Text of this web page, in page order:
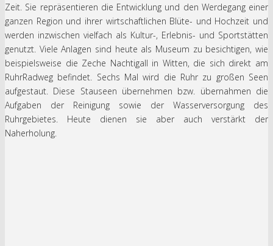
Zeit. Sie repräsentieren die Entwicklung und den Werdegang einer
ganzen Region und ihrer wirtschaftlichen Blüte- und Hochzeit und
werden inzwischen vielfach als Kultur-, Erlebnis- und Sportstätten
genutzt. Viele Anlagen sind heute als Museum zu besichtigen, wie
beispielsweise die Zeche Nachtigall in Witten, die sich direkt am
RuhrRadweg befindet. Sechs Mal wird die Ruhr zu großen Seen
aufgestaut. Diese Stauseen übernehmen bzw. übernahmen die
Aufgaben der Reinigung sowie der Wasserversorgung des
Ruhrgebietes. Heute dienen sie aber auch verstärkt der
Naherholung.